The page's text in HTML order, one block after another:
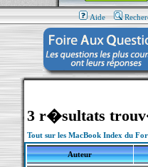
Aide
3 r�sultats
Tout sur les MacBook Index du
Auteur